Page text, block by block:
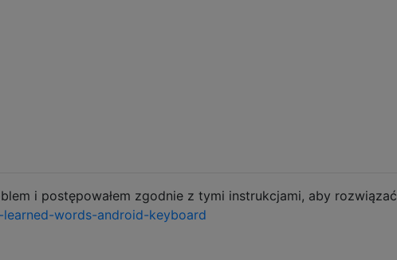
i postępowałem zgodnie z tymi instrukcjami, aby rozwiązać
words-android-keyboard